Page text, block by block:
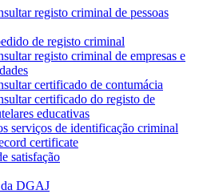
registo criminal de pessoas
de registo criminal
registo criminal de empresas e
certificado de contumácia
certificado do registo de
educativas
serviços de identificação criminal
certificate
satisfação
DGAJ